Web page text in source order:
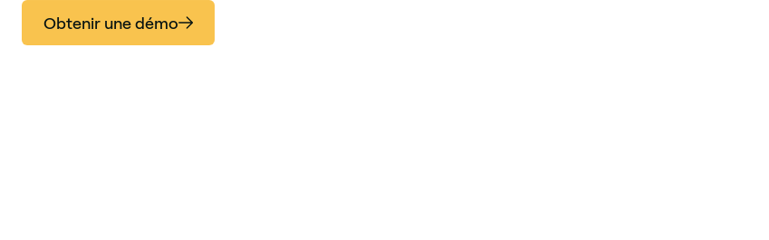
Obtenir une démo